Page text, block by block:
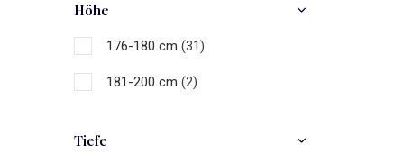
Höhe
176-180 cm (31)
181-200 cm (2)
Tiefe